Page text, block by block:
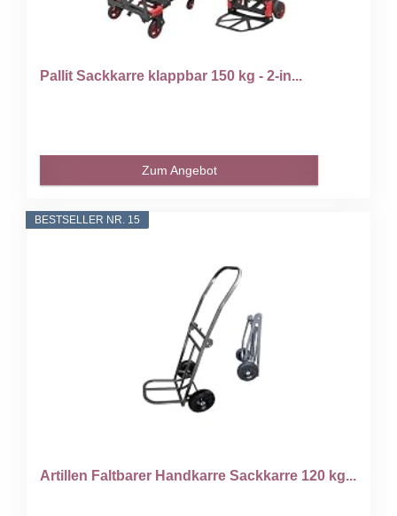
Pallit Sackkarre klappbar 150 kg - 2-in...
Zum Angebot
BESTSELLER NR. 15
Artillen Faltbarer Handkarre Sackkarre 120 kg...